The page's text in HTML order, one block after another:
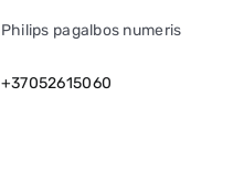
Philips pagalbos numeris
+37052615060